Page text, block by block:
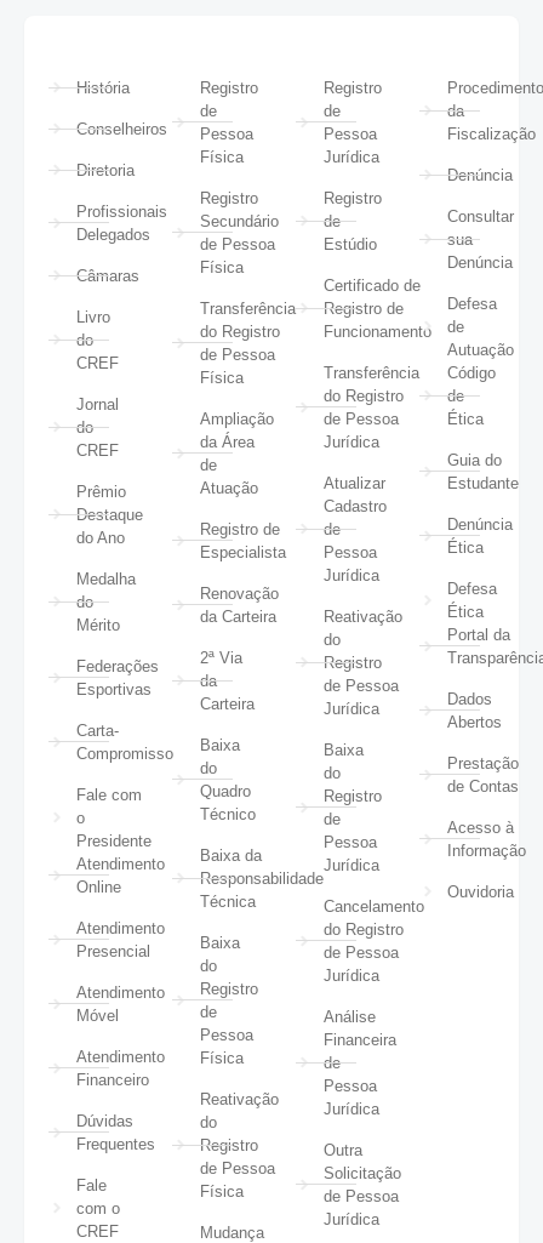
História
Conselheiros
Diretoria
Profissionais
Delegados
Câmaras
Livro
do
CREF
Jornal
do
CREF
Prêmio
Destaque
do Ano
Medalha
do
Mérito
Federações
Esportivas
Carta-
Compromisso
Fale com
o
Presidente
Atendimento
Online
Atendimento
Presencial
Atendimento
Móvel
Atendimento
Financeiro
Dúvidas
Frequentes
Fale
com o
CREF
Registro
de
Pessoa
Física
Registro
Secundário
de Pessoa
Física
Transferência
do Registro
de Pessoa
Física
Ampliação
da Área
de
Atuação
Registro de
Especialista
Renovação
da Carteira
2ª Via
da
Carteira
Baixa
do
Quadro
Técnico
Baixa da
Responsabilidade
Técnica
Baixa
do
Registro
de
Pessoa
Física
Reativação
do
Registro
de Pessoa
Física
Mudança
Registro
de
Pessoa
Jurídica
Registro
de
Estúdio
Certificado de
Registro de
Funcionamento
Transferência
do Registro
de Pessoa
Jurídica
Atualizar
Cadastro
de
Pessoa
Jurídica
Reativação
do
Registro
de Pessoa
Jurídica
Baixa
do
Registro
de
Pessoa
Jurídica
Cancelamento
do Registro
de Pessoa
Jurídica
Análise
Financeira
de
Pessoa
Jurídica
Outra
Solicitação
de Pessoa
Jurídica
da
Fiscalização
Denúncia
Consultar
sua
Denúncia
Defesa
de
Autuação
Código
de
Ética
Guia do
Estudante
Denúncia
Ética
Defesa
Ética
Portal da
Dados
Abertos
Prestação
de Contas
Acesso à
Informação
Ouvidoria